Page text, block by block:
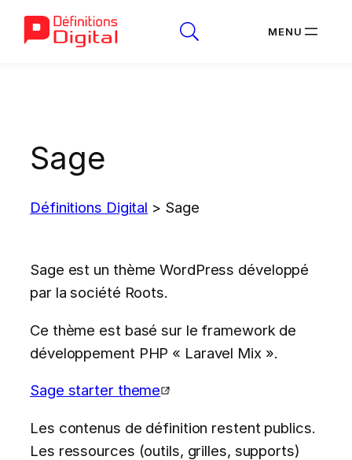
Sage
Définitions Digital > Sage
Sage est un thème WordPress développé
par la société Roots.
Ce thème est basé sur le framework de
développement PHP « Laravel Mix ».
Sage starter theme
Les contenus de définition restent publics.
Les ressources (outils, grilles, supports)